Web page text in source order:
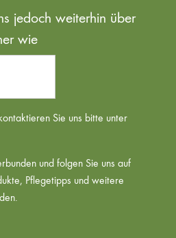
jedoch weiterhin über
wie
Sie uns bitte unter
und folgen Sie uns auf
Pflegetipps und weitere